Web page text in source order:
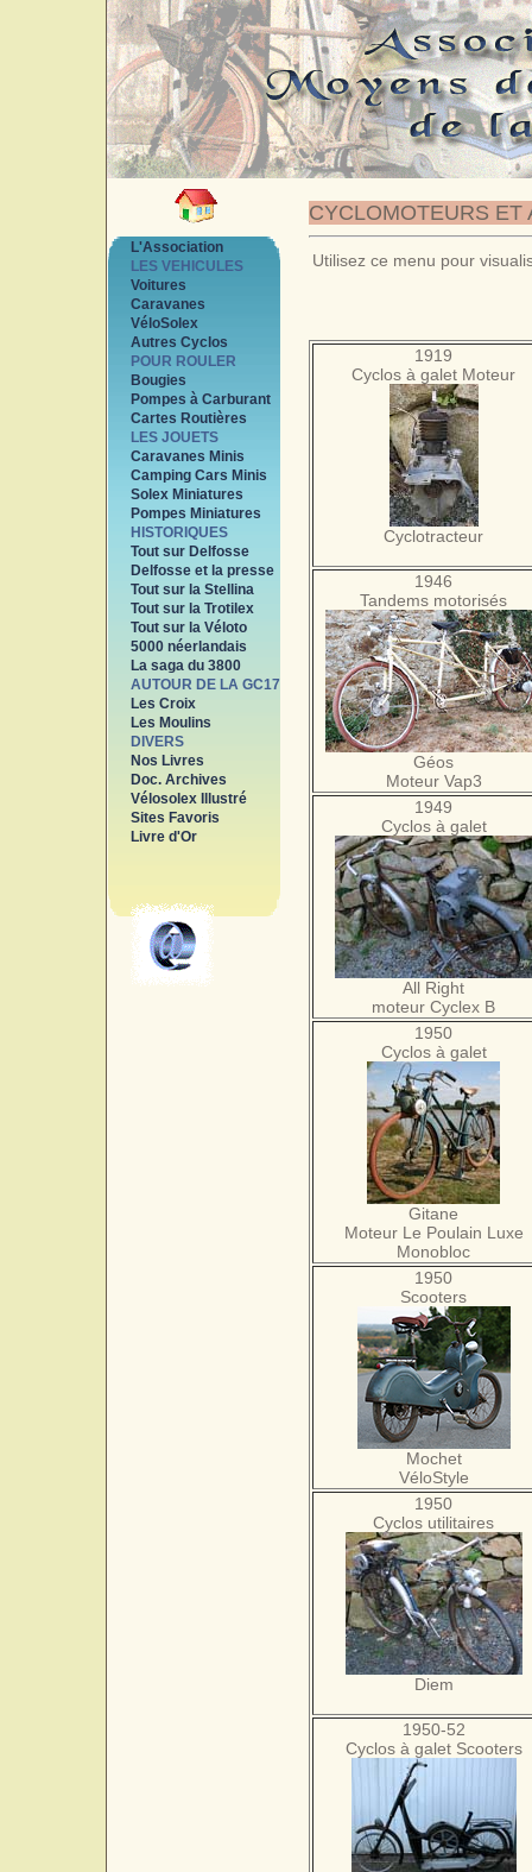
CYCLOMOTEURS ET
L'Association
LES VEHICULES
Voitures
Caravanes
VéloSolex
Autres Cyclos
POUR ROULER
Bougies
Pompes à Carburant
Cartes Routières
LES JOUETS
Caravanes Minis
Camping Cars Minis
Solex Miniatures
Pompes Miniatures
HISTORIQUES
Tout sur Delfosse
Delfosse et la presse
Tout sur la Stellina
Tout sur la Trotilex
Tout sur la Véloto
5000 néerlandais
La saga du 3800
AUTOUR DE LA GC17
Les Croix
Les Moulins
DIVERS
Nos Livres
Doc. Archives
Vélosolex Illustré
Sites Favoris
Livre d'Or
Utilisez ce menu pour
1919
Cyclos à galet Moteur
Cyclotracteur
1946
Tandems motorisés
Géos
Moteur Vap3
1949
Cyclos à galet
All Right
moteur Cyclex B
1950
Cyclos à galet
Gitane
Moteur Le Poulain Luxe
Monobloc
1950
Scooters
Mochet
VéloStyle
1950
Cyclos utilitaires
Diem
1950-52
Cyclos à galet Scooters